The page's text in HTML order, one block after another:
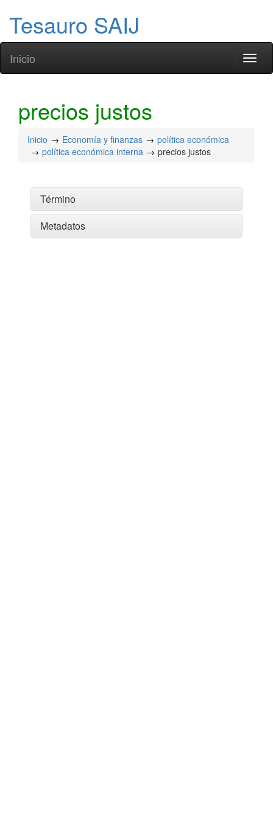
Tesauro SAIJ
Inicio
precios justos
Inicio Economía y finanzas
política económica
política económica interna
precios justos
Término
Metadatos